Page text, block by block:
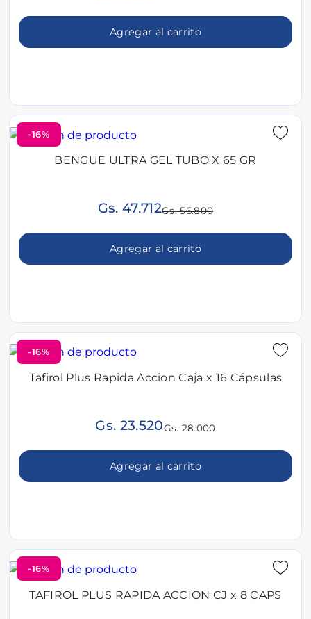
Agregar al carrito
-16%
BENGUE ULTRA GEL TUBO X 65 GR
Gs. 47.712Gs. 56.800
Agregar al carrito
-16%
Tafirol Plus Rapida Accion Caja x 16 Cápsulas
Gs. 23.520Gs. 28.000
Agregar al carrito
-16%
TAFIROL PLUS RAPIDA ACCION CJ x 8 CAPS